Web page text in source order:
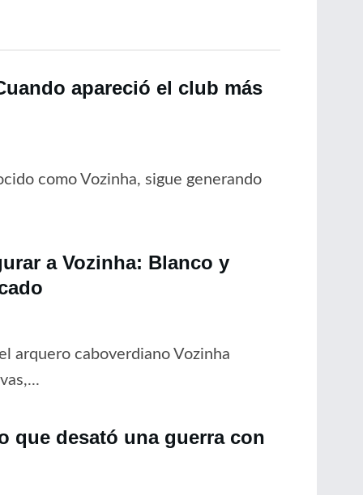
apareció el club más
como Vozinha, sigue generando
a Vozinha: Blanco y
arquero caboverdiano Vozinha
que desató una guerra con